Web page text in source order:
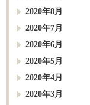
2020年8月
2020年7月
2020年6月
2020年5月
2020年4月
2020年3月